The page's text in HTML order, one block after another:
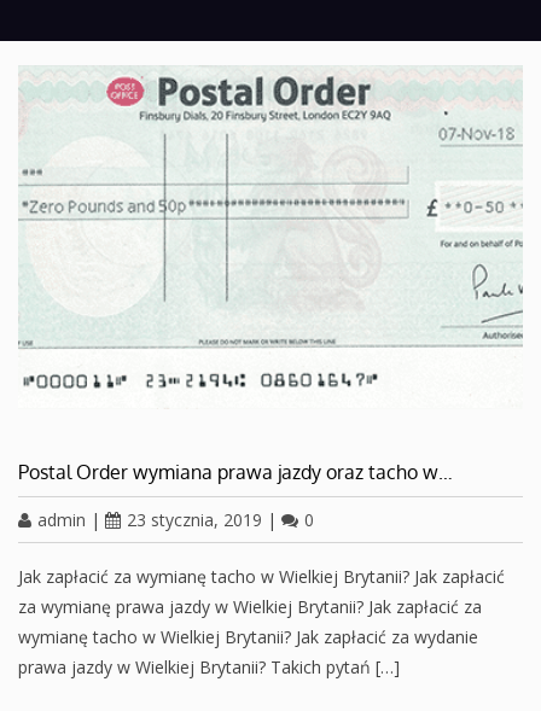
Postal Order wymiana prawa jazdy oraz tacho w…
admin | 23 stycznia, 2019 | 0
Jak zapłacić za wymianę tacho w Wielkiej Brytanii? Jak zapłacić
za wymianę prawa jazdy w Wielkiej Brytanii? Jak zapłacić za
wymianę tacho w Wielkiej Brytanii? Jak zapłacić za wydanie
prawa jazdy w Wielkiej Brytanii? Takich pytań […]